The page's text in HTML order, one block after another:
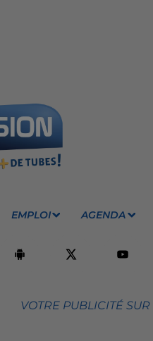
EMPLOI AGENDA
VOTRE PUBLICITÉ